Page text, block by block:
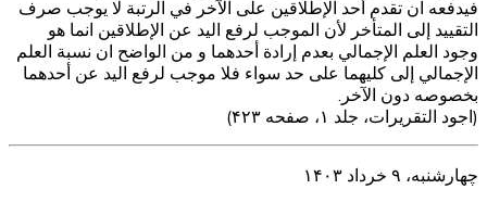
فيدفعه ان تقدم أحد الإطلاقين على الآخر في الرتبة لا يوجب صرف
التقييد إلى المتأخر لأن الموجب لرفع اليد عن الإطلاقين انما هو
وجود العلم الإجمالي بعدم إرادة أحدهما و من الواضح ان نسبة العلم
الإجمالي إلى كليهما على حد سواء فلا موجب لرفع اليد عن أحدهما
بخصوصه دون الآخر.
(اجود التقریرات، جلد ۱، صفحه ۴۲۳)
چهارشنبه، ۹ خرداد ۱۴۰۳